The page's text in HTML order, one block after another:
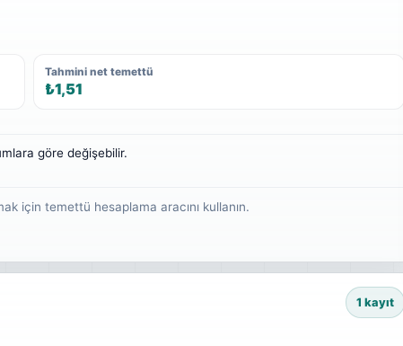
Tahmini net temettü
₺1,51
göre değişebilir.
için temettü hesaplama aracını kullanın.
1 kayıt